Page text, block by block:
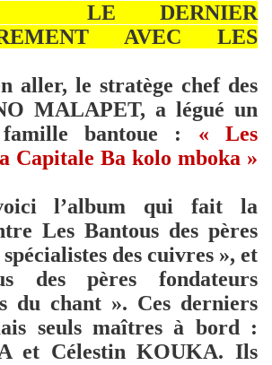
LE DERNIER
AVEC LES
aller, le stratège chef des
MALAPET, a légué un
bantoue : « Les
Capitale Ba kolo mboka »
l’album qui fait la
Les Bantous des pères
des cuivres », et
des pères fondateurs
du chant ». Ces derniers
seuls maîtres à bord :
et Célestin KOUKA. Ils